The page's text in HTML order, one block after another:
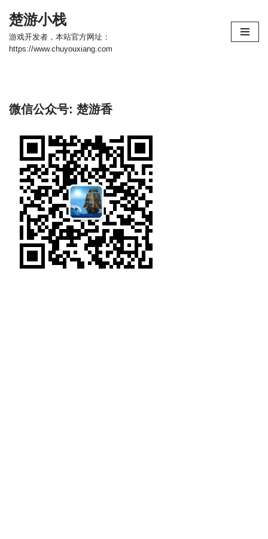
跳
至
楚游小栈
游戏开发者，本站官方网址：
https://www.chuyouxiang.com
微信公众号: 楚游香